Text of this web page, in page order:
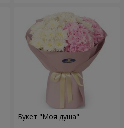
Букет "Моя душа"